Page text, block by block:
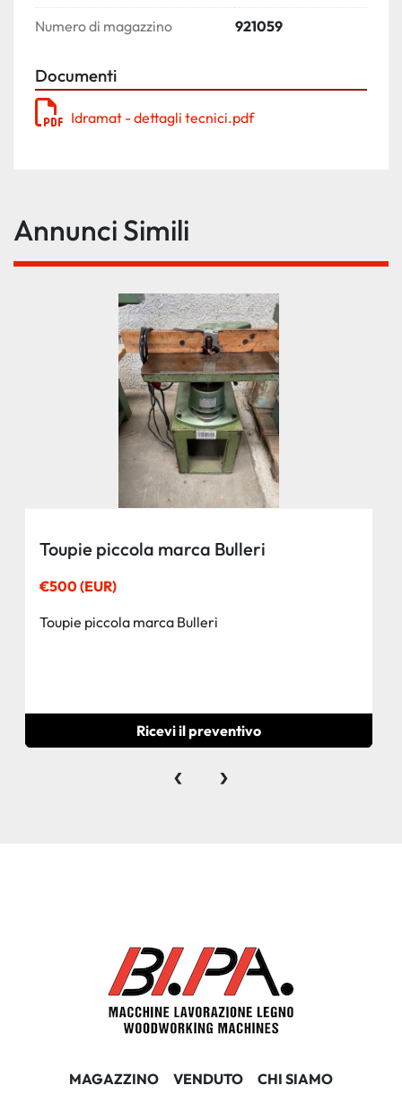
Numero di magazzino 921059
Documenti
Idramat - dettagli tecnici.pdf
Annunci Simili
Toupie piccola marca Bulleri
€500 (EUR)
Toupie piccola marca Bulleri
Ricevi il preventivo
‹ ›
MAGAZZINO VENDUTO CHI SIAMO